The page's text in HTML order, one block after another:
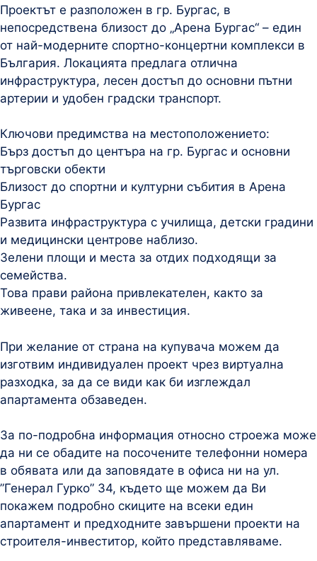
Проектът е разположен в гр. Бургас, в
непосредствена близост до „Арена Бургас“ – един
от най-модерните спортно-концертни комплекси в
България. Локацията предлага отлична
инфраструктура, лесен достъп до основни пътни
артерии и удобен градски транспорт.
Ключови предимства на местоположението:
Бърз достъп до центъра на гр. Бургас и основни
търговски обекти
Близост до спортни и културни събития в Арена
Бургас
Развита инфраструктура с училища, детски градини
и медицински центрове наблизо.
Зелени площи и места за отдих подходящи за
семейства.
Това прави района привлекателен, както за
живеене, така и за инвестиция.
При желание от страна на купувача можем да
изготвим индивидуален проект чрез виртуална
разходка, за да се види как би изглеждал
апартамента обзаведен.
За по-подробна информация относно строежа може
да ни се обадите на посочените телефонни номера
в обявата или да заповядате в офиса ни на ул.
”Генерал Гурко” 34, където ще можем да Ви
покажем подробно скиците на всеки един
апартамент и предходните завършени проекти на
строителя-инвеститор, който представляваме.